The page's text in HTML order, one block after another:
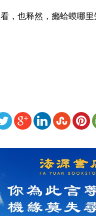
，也释然，癞蛤蟆哪